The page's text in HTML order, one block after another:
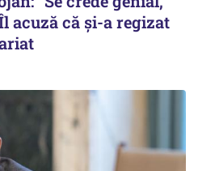
acuză că și-a regizat